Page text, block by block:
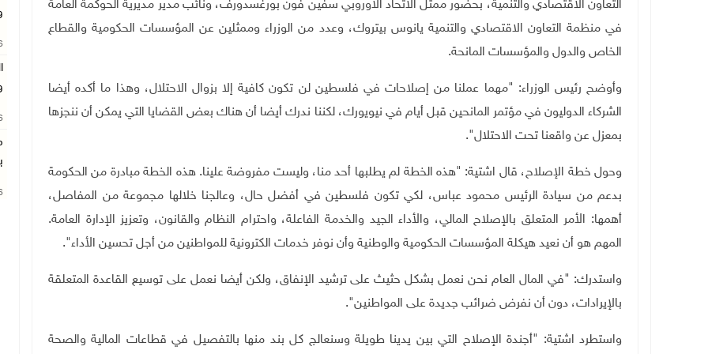
التعاون الاقتصادي والتنمية، بحضور ممثل الاتحاد الأوروبي سفين فون بورغسدورف، ونائب مدير مديرية الحوكمة العامة
في منظمة التعاون الاقتصادي والتنمية يانوس بيتروك، وعدد من الوزراء وممثلين عن المؤسسات الحكومية والقطاع
الخاص والدول والمؤسسات المانحة.
وأوضح رئيس الوزراء: "مهما عملنا من إصلاحات في فلسطين لن تكون كافية إلا بزوال الاحتلال، وهذا ما أكده أيضا
الشركاء الدوليون في مؤتمر المانحين قبل أيام في نيويورك، لكننا ندرك أيضا أن هناك بعض القضايا التي يمكن أن ننجزها
بمعزل عن واقعنا تحت الاحتلال".
وحول خطة الإصلاح، قال اشتية: "هذه الخطة لم يطلبها أحد منا، وليست مفروضة علينا. هذه الخطة مبادرة من الحكومة
بدعم من سيادة الرئيس محمود عباس، لكي تكون فلسطين في أفضل حال، وعالجنا خلالها مجموعة من المفاصل،
أهمها: الأمر المتعلق بالإصلاح المالي، والأداء الجيد والخدمة الفاعلة، واحترام النظام والقانون، وتعزيز الإدارة العامة.
المهم هو أن نعيد هيكلة المؤسسات الحكومية والوطنية وأن نوفر خدمات الكترونية للمواطنين من أجل تحسين الأداء".
واستدرك: "في المال العام نحن نعمل بشكل حثيث على ترشيد الإنفاق، ولكن أيضا نعمل على توسيع القاعدة المتعلقة
بالإيرادات، دون أن نفرض ضرائب جديدة على المواطنين".
واستطرد اشتية: "أجندة الإصلاح التي بين يدينا طويلة وسنعالج كل بند منها بالتفصيل في قطاعات المالية والصحة